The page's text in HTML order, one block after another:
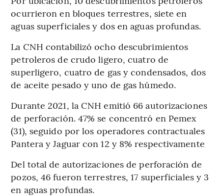
ocurrieron en bloques terrestres, siete en
aguas superficiales y dos en aguas profundas.
La CNH contabilizó ocho descubrimientos
petroleros de crudo ligero, cuatro de
superligero, cuatro de gas y condensados, dos
de aceite pesado y uno de gas húmedo.
Durante 2021, la CNH emitió 66 autorizaciones
de perforación. 47% se concentró en Pemex
(31), seguido por los operadores contractuales
Pantera y Jaguar con 12 y 8% respectivamente
Del total de autorizaciones de perforación de
pozos, 46 fueron terrestres, 17 superficiales y 3
en aguas profundas.